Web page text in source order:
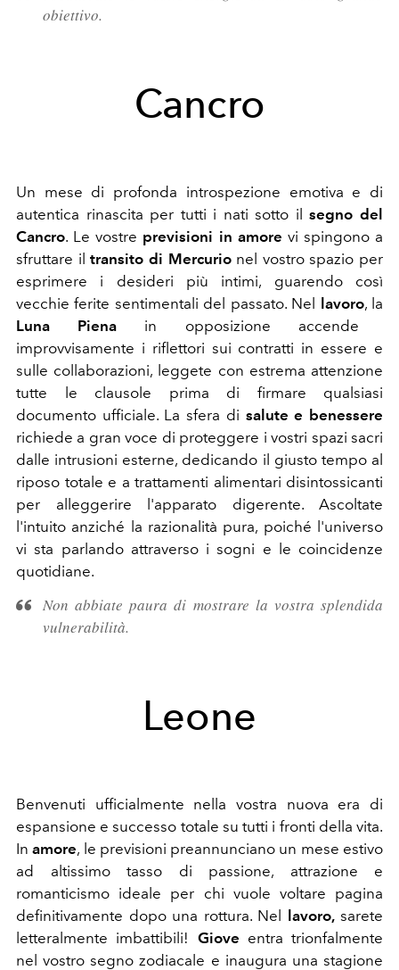
obiettivo.
Cancro
Un mese di profonda introspezione emotiva e di
autentica rinascita per tutti i nati sotto ilsegno del
Cancro. Le vostre previsioni in amore vi spingono a
sfruttare iltransito di Mercurionel vostro spazio per
esprimere i desideri più intimi, guarendo così
vecchie ferite sentimentali del passato. Nel lavoro, la
Luna Piena in opposizione accende
improvvisamente i riflettori sui contratti in essere e
sulle collaborazioni, leggete con estrema attenzione
tutte le clausole prima di firmare qualsiasi
documento ufficiale. La sfera di salute e benessere
richiede a gran voce di proteggere i vostri spazi sacri
dalle intrusioni esterne, dedicando il giusto tempo al
riposo totale e a trattamenti alimentari disintossicanti
per alleggerire l'apparato digerente. Ascoltate
l'intuito anziché la razionalità pura, poiché l'universo
vi sta parlando attraverso i sogni e le coincidenze
quotidiane.
Non abbiate paura di mostrare la vostra splendida
vulnerabilità.
Leone
Benvenuti ufficialmente nella vostra nuova era di
espansione e successo totale su tutti i fronti della vita.
Inamore, le previsioni preannunciano un mese estivo
ad altissimo tasso di passione, attrazione e
romanticismo ideale per chi vuole voltare pagina
definitivamente dopo una rottura. Nel lavoro,sarete
letteralmente imbattibili! Giove entra trionfalmente
nel vostro segno zodiacale e inaugura una stagione